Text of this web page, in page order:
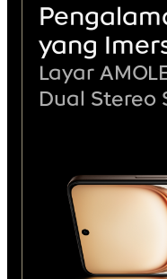
yang
Layar
Dual Stereo